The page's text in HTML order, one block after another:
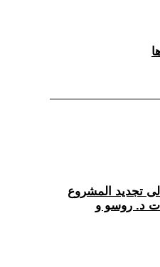
تجديد المشروع
د. روسو و